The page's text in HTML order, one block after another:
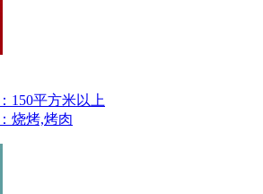
150平方米以上
烧烤,烤肉